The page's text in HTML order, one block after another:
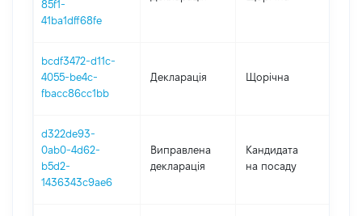
85f1-
41ba1dff68fe
bcdf3472-d11c-
4055-be4c-
fbacc86cc1bb
Декларація Щорічна
d322de93-
0ab0-4d62-
b5d2-
1436343c9ae6
Виправлена
декларація
Кандидата
на посаду